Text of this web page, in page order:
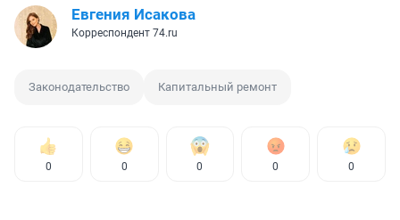
Евгения Исакова
Корреспондент 74.ru
Законодательство Капитальный ремонт
0 0 0 0 0